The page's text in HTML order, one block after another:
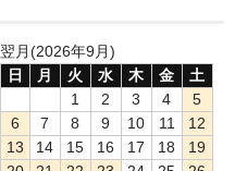
翌月(2026年9月)
日
月 火 水 木 金
土
1
2 3 4
5
6
7 8 9 10 11
12
13
14 15 16 17 18
19